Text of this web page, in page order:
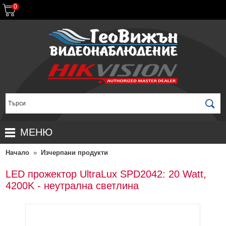
0
МЕНЮ
НАЧАЛО
ПРОДУКТИ
ПРОМОЦИИ
ЗА ДИСТРИБУТОРИ
Начало » Изчерпани продукти
LED прожектор UltraLux SPD2042: 20 Watt,
4200K - неутрална светлина